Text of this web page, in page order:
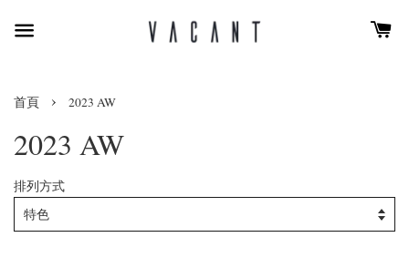
首頁 › 2023 AW
2023 AW
排列方式